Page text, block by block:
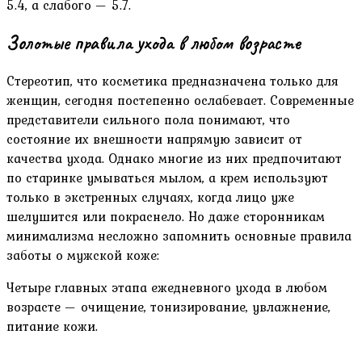
5.4, а слабого — 5.7.
Золотые правила ухода в любом возрасте
Стереотип, что косметика предназначена только для
женщин, сегодня постепенно ослабевает. Современные
представители сильного пола понимают, что
состояние их внешности напрямую зависит от
качества ухода. Однако многие из них предпочитают
по старинке умываться мылом, а крем используют
только в экстренных случаях, когда лицо уже
шелушится или покраснело. Но даже сторонникам
минимализма несложно запомнить основные правила
заботы о мужской коже:
Четыре главных этапа ежедневного ухода в любом
возрасте — очищение, тонизирование, увлажнение,
питание кожи.